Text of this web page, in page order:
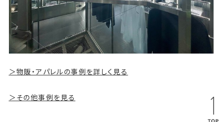
＞物販・アパレルの事例を詳しく見る
＞その他事例を見る